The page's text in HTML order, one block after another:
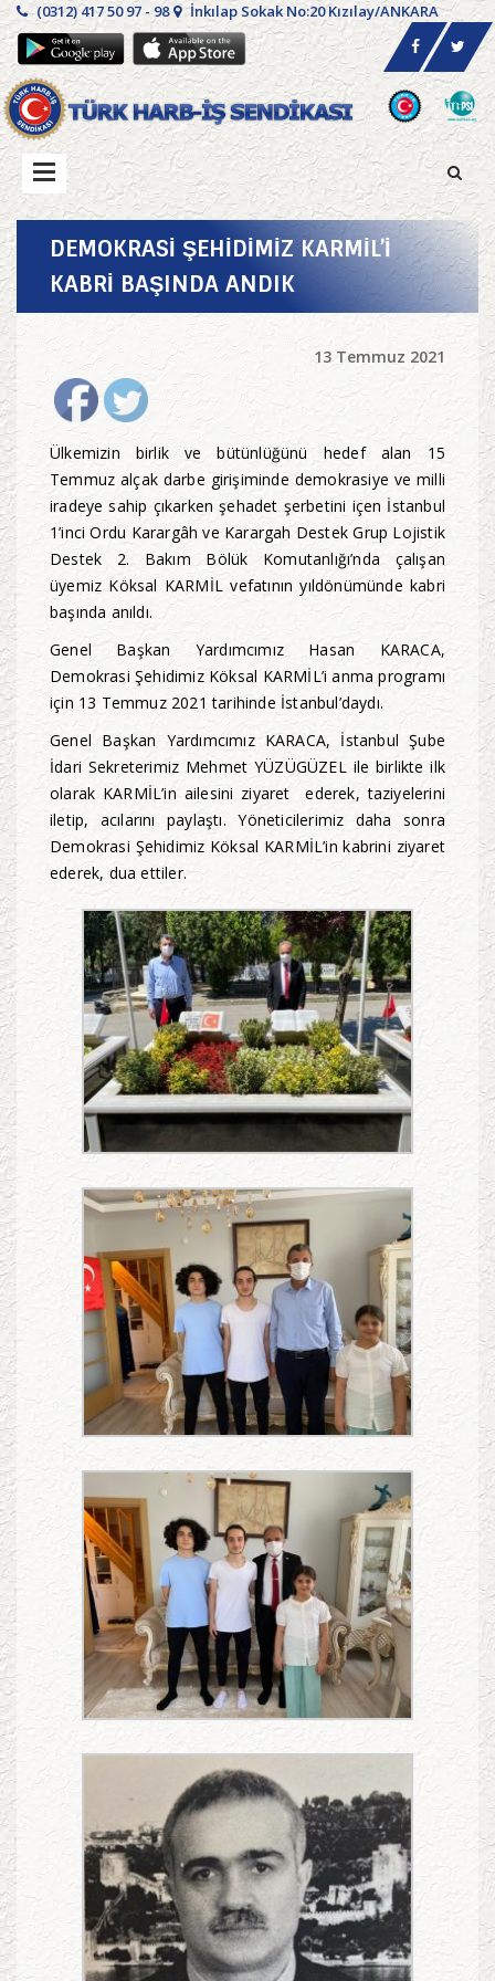
(0312) 417 50 97 - 98 İnkılap Sokak No:20 Kızılay/ANKARA
DEMOKRASİ ŞEHİDİMİZ KARMİL’İ
KABRİ BAŞINDA ANDIK
13 Temmuz 2021
Ülkemizin birlik ve bütünlüğünü hedef alan 15
Temmuz alçak darbe girişiminde demokrasiye ve milli
iradeye sahip çıkarken şehadet şerbetini içen İstanbul
1’inci Ordu Karargâh ve Karargah Destek Grup Lojistik
Destek 2. Bakım Bölük Komutanlığı’nda çalışan
üyemiz Köksal KARMİL vefatının yıldönümünde kabri
başında anıldı.
Genel Başkan Yardımcımız Hasan KARACA,
Demokrasi Şehidimiz Köksal KARMİL’i anma programı
için 13 Temmuz 2021 tarihinde İstanbul’daydı.
Genel Başkan Yardımcımız KARACA, İstanbul Şube
İdari Sekreterimiz Mehmet YÜZÜGÜZEL ile birlikte ilk
olarak KARMİL’in ailesini ziyaret ederek, taziyelerini
iletip, acılarını paylaştı. Yöneticilerimiz daha sonra
Demokrasi Şehidimiz Köksal KARMİL’in kabrini ziyaret
ederek, dua ettiler.